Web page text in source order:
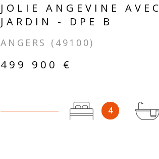
JOLIE ANGEVINE AVEC
JARDIN - DPE B
ANGERS (49100)
499 900 €
4